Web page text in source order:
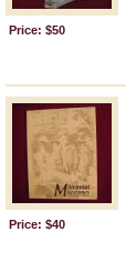
Price: $50
Price: $40